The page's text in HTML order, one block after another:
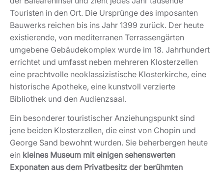
Touristen in den Ort. Die Ursprünge des imposanten
Bauwerks reichen bis ins Jahr 1399 zurück. Der heute
existierende, von mediterranen Terrassengärten
umgebene Gebäudekomplex wurde im 18. Jahrhundert
errichtet und umfasst neben mehreren Klosterzellen
eine prachtvolle neoklassizistische Klosterkirche, eine
historische Apotheke, eine kunstvoll verzierte
Bibliothek und den Audienzsaal.
Ein besonderer touristischer Anziehungspunkt sind
jene beiden Klosterzellen, die einst von Chopin und
George Sand bewohnt wurden. Sie beherbergen heute
ein kleines Museum mit einigen sehenswerten
Exponaten aus dem Privatbesitz der berühmten